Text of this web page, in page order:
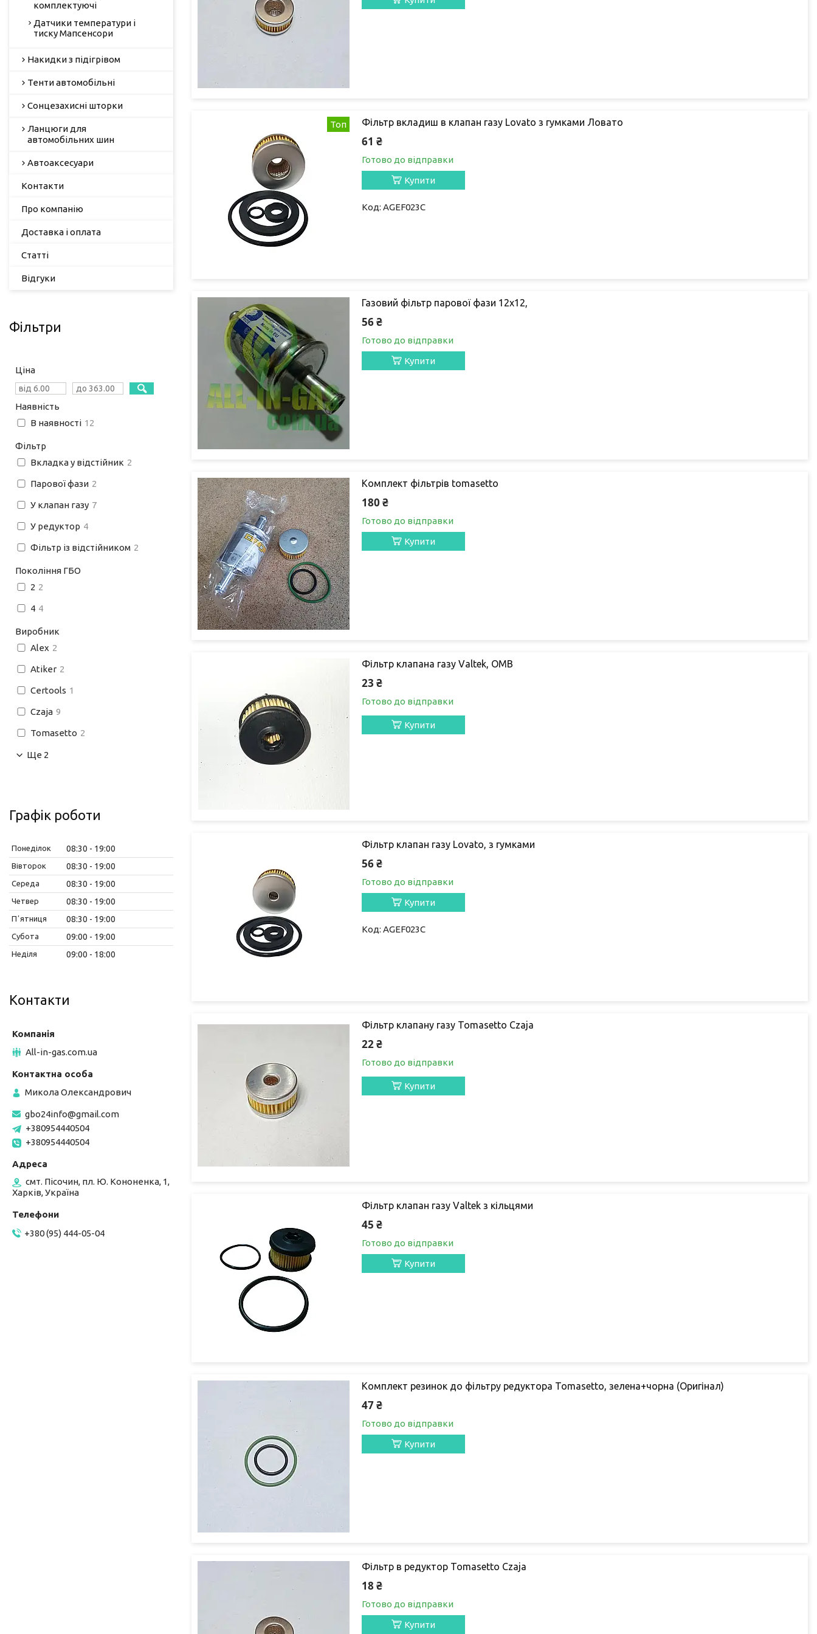
Топ Фільтр вкладиш в клапан газу Lovato з гумками Ловато
61 ₴
Готово до відправки
Купити
AGEF023C
Газовий фільтр парової фази 12х12,
56 ₴
Готово до відправки
Купити
Комплект фільтрів tomasetto
180 ₴
Готово до відправки
Купити
Фільтр клапана газу Valtek, OMB
23 ₴
Готово до відправки
Купити
Фільтр клапан газу Lovato, з гумками
56 ₴
Готово до відправки
Купити
AGEF023C
Фільтр клапану газу Tomasetto Czaja
22 ₴
Готово до відправки
Купити
Фільтр клапан газу Valtek з кільцями
45 ₴
Готово до відправки
Купити
Комплект резинок до фільтру редуктора Tomasetto, зелена+чорна (Оригінал)
47 ₴
Готово до відправки
Купити
Фільтр в редуктор Tomasetto Czaja
18 ₴
Готово до відправки
Купити
комплектуючі
Датчики температури і
тиску Мапсенсори
Накидки з підігрівом
Тенти автомобільні
Сонцезахисні шторки
Ланцюги для
автомобільних шин
Автоаксесуари
Контакти
Про компанію
Доставка і оплата
Статті
Відгуки
Фільтри
Ціна
Наявність
В наявності 12
Фільтр
Вкладка у відстійник 2
Парової фази 2
У клапан газу 7
У редуктор 4
Фільтр із відстійником 2
Покоління ГБО
2 2
4 4
Виробник
Alex 2
Atiker 2
Certools 1
Czaja 9
Tomasetto 2
Ще 2
Графік роботи
Понеділок 08:30 19:00
Вівторок 08:30 19:00
Середа 08:30 19:00
Четвер 08:30 19:00
Пʼятниця 08:30 19:00
Субота 09:00 19:00
Неділя 09:00 18:00
Контакти
All-in-gas.com.ua
Микола Олександрович
gbo24info@gmail.com
+380954440504
+380954440504
смт. Пісочин, пл. Ю. Кононенка, 1,
Харків, Україна
+380 (95) 444-05-04